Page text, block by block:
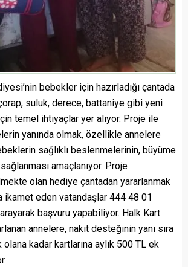
bebekler için hazırladığı çantada
suluk, derece, battaniye gibi yeni
temel ihtiyaçlar yer alıyor. Proje ile
yanında olmak, özellikle annelere
sağlıklı beslenmelerinin, büyüme
amaçlanıyor. Proje
olan hediye çantadan yararlanmak
ikamet eden vatandaşlar 444 48 01
başvuru yapabiliyor. Halk Kart
annelere, nakit desteğinin yanı sıra
olana kadar kartlarına aylık 500 TL ek